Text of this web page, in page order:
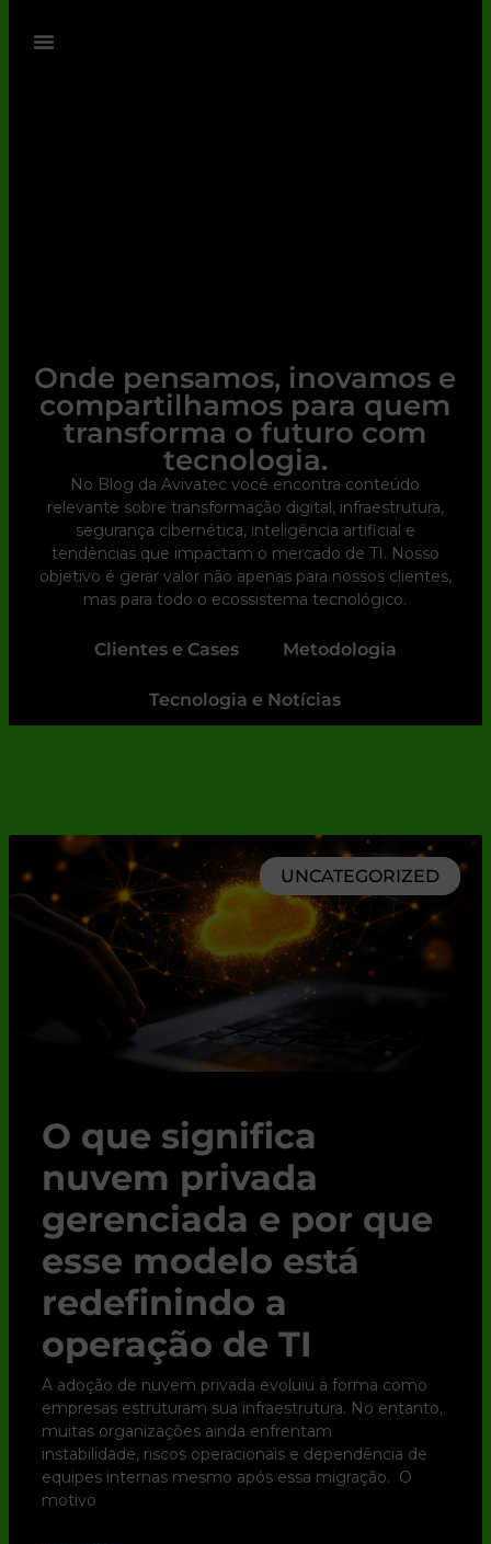
Onde pensamos, inovamos e
compartilhamos para quem
transforma o futuro com
tecnologia.
No Blog da Avivatec você encontra conteúdo
relevante sobre transformação digital, infraestrutura,
segurança cibernética, inteligência artificial e
tendências que impactam o mercado de TI. Nosso
objetivo é gerar valor não apenas para nossos clientes,
mas para todo o ecossistema tecnológico.
Clientes e Cases Metodologia
Tecnologia e Notícias
UNCATEGORIZED
O que significa
nuvem privada
gerenciada e por que
esse modelo está
redefinindo a
operação de TI
A adoção de nuvem privada evoluiu a forma como
empresas estruturam sua infraestrutura. No entanto,
muitas organizações ainda enfrentam
instabilidade, riscos operacionais e dependência de
equipes internas mesmo após essa migração. O
motivo